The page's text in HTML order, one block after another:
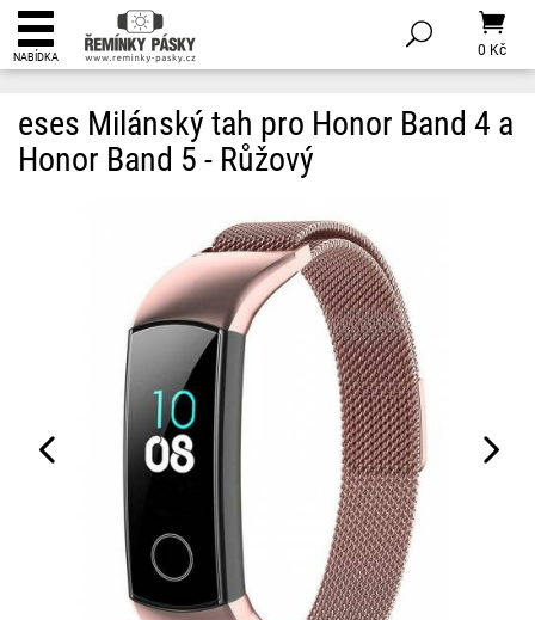
0 Kč
NABÍDKA
eses Milánský tah pro Honor Band 4 a
Honor Band 5 - Růžový